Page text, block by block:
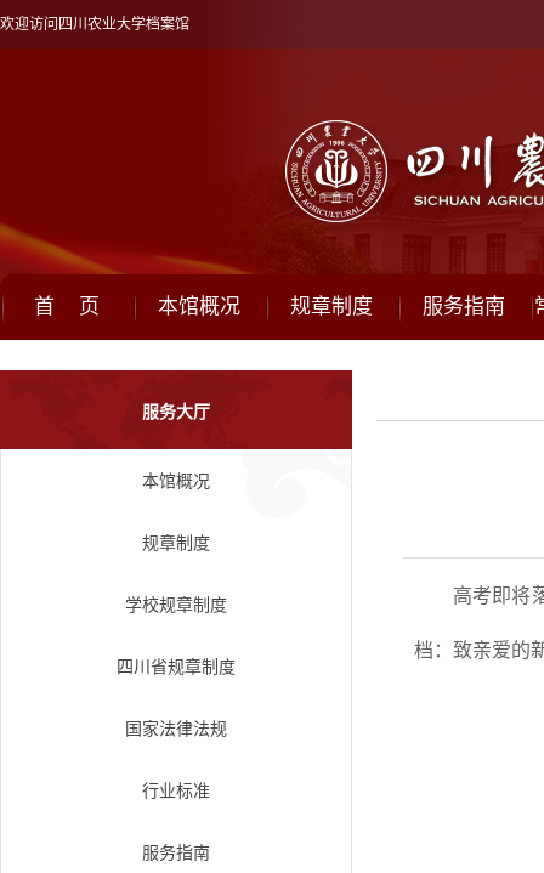
欢迎访问四川农业大学档案馆
首 页 本馆概况 规章制度 服务指南
服务大厅
本馆概况
规章制度
学校规章制度
四川省规章制度
国家法律法规
行业标准
服务指南
高考即将
档：致亲爱的